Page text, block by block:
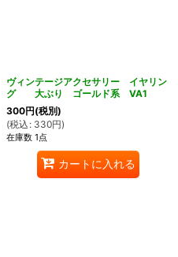
ヴィンテージアクセサリー イヤリン
グ 大ぶり ゴールド系 VA1
300円(税別)
(税込 : 330円)
在庫数 1点
カートに入れる